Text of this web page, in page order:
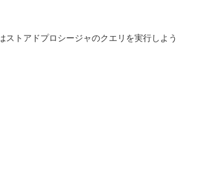
ストアドプロシージャのクエリを実行しよう